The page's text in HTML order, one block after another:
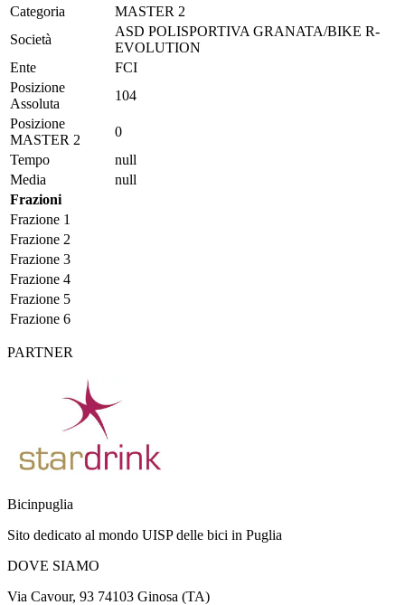
Categoria
MASTER 2
Società
ASD POLISPORTIVA GRANATA/BIKE R-
EVOLUTION
Ente
FCI
Posizione
Assoluta
104
Posizione
MASTER 2
0
Tempo
null
Media
null
Frazioni
Frazione 1
Frazione 2
Frazione 3
Frazione 4
Frazione 5
Frazione 6
PARTNER
Bicinpuglia
Sito dedicato al mondo UISP delle bici in Puglia
DOVE SIAMO
Via Cavour, 93 74103 Ginosa (TA)